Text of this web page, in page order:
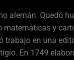
alemán. Quedó
matemáticas y
en una
En 1749